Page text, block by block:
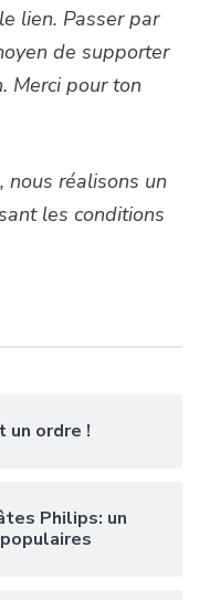
lien. Passer par
de supporter
Merci pour ton
nous réalisons un
les conditions
un ordre !
Philips: un